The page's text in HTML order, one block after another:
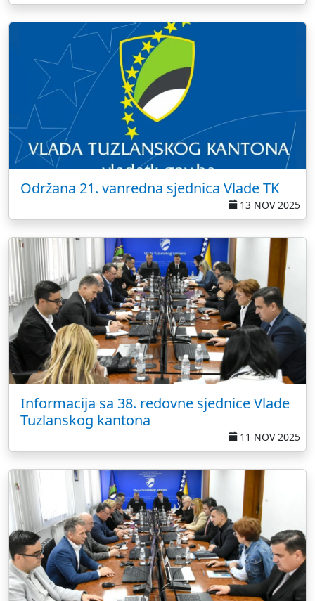
Održana 21. vanredna sjednica Vlade TK
13 NOV 2025
Informacija sa 38. redovne sjednice Vlade
Tuzlanskog kantona
11 NOV 2025